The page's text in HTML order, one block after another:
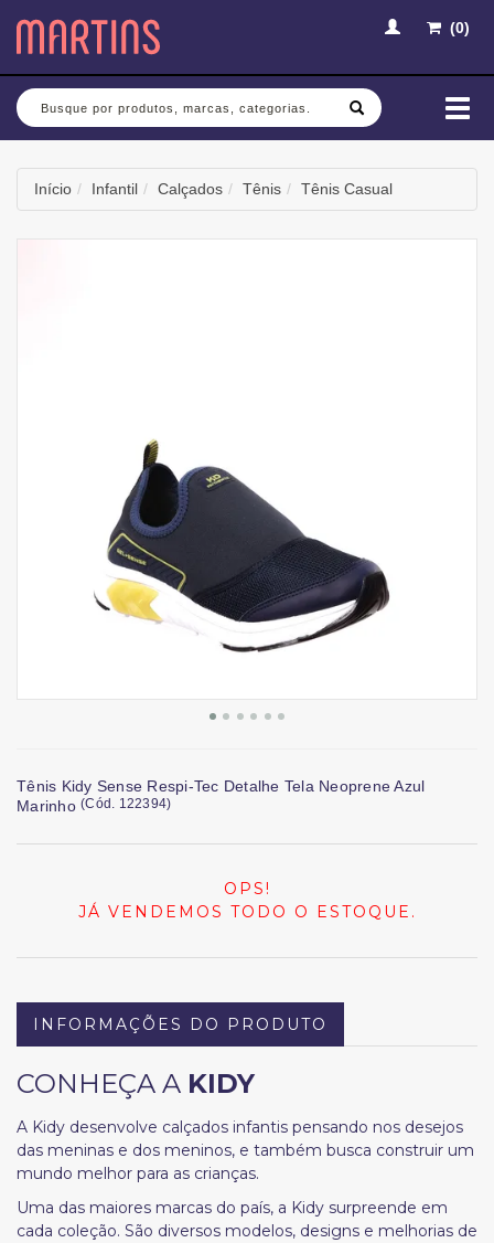
(0)
Busca
Início Infantil Calçados Tênis Tênis Casual
Tênis Kidy Sense Respi-Tec Detalhe Tela Neoprene Azul
Marinho (Cód. 122394)
OPS!
JÁ VENDEMOS TODO O ESTOQUE.
INFORMAÇÕES DO PRODUTO
CONHEÇA A KIDY
A Kidy desenvolve calçados infantis pensando nos desejos
das meninas e dos meninos, e também busca construir um
mundo melhor para as crianças.
Uma das maiores marcas do país, a Kidy surpreende em
cada coleção. São diversos modelos, designs e melhorias de